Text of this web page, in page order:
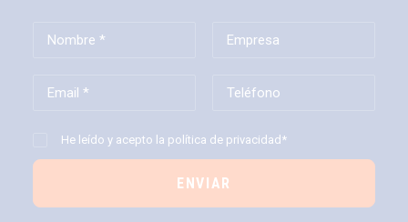
He leído y acepto la política de privacidad*